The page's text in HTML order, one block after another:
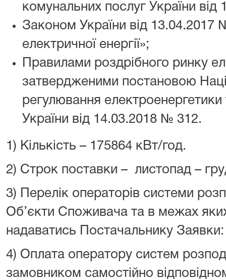
комунальних послуг України
Законом України від
електричної енергії»;
Правилами роздрібного ринку
затвердженими постановою
регулювання
України від 14.03.2018 № 312.
1) Кількість – 175864 кВт/год.
2) Строк поставки – листопад –
3) Перелік операторів системи
Об’єкти Споживача та в межах
надаватись Постачальнику
4) Оплата оператору систем
замовником самостійно